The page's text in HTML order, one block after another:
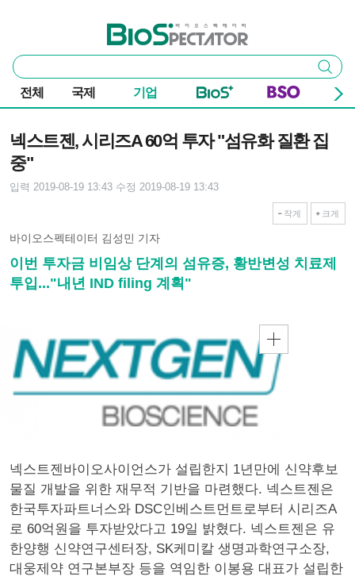
바이오스펙테이터
통
합
검
색
검색
전체 국제 기업
넥스트젠, 시리즈A 60억 투자 "섬유화 질환 집
중"
입력 2019-08-19 13:43 수정 2019-08-19 13:43
작게 크게
바이오스펙테이터 김성민 기자
이번 투자금 비임상 단계의 섬유증, 황반변성 치료제
투입..."내년 IND filing 계획"
넥스트젠바이오사이언스가 설립한지 1년만에 신약후보
물질 개발을 위한 재무적 기반을 마련했다. 넥스트젠은
한국투자파트너스와 DSC인베스트먼트로부터 시리즈A
로 60억원을 투자받았다고 19일 밝혔다. 넥스트젠은 유
한양행 신약연구센터장, SK케미칼 생명과학연구소장,
대웅제약 연구본부장 등을 역임한 이봉용 대표가 설립한